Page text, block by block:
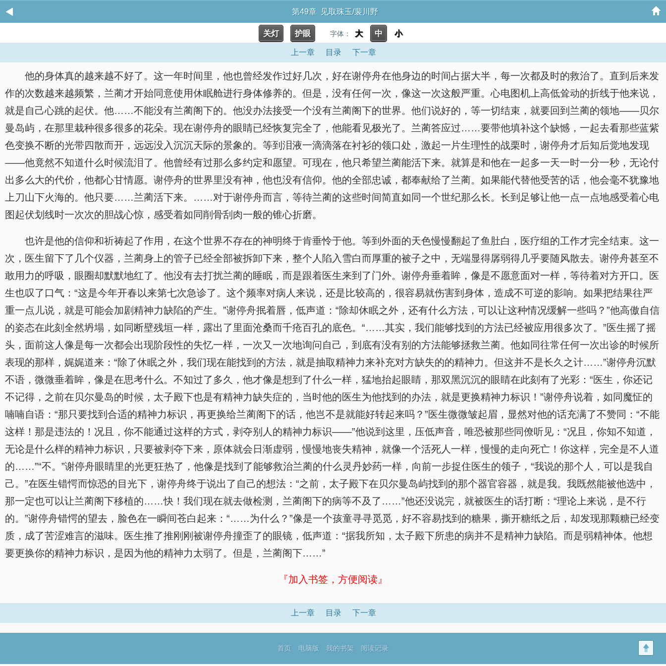
第49章 见取珠玉/裴川野
关灯 护眼 字体： 大 中 小
上一章 目录 下一章
他的身体真的越来越不好了。这一年时间里，他也曾经发作过好几次，好在谢停舟在他身边的时间占据大半，每一次都及时的救治了。直到后来发
作的次数越来越频繁，兰蔺才开始同意使用休眠舱进行身体修养的。但是，没有任何一次，像这一次这般严重。心电图机上高低耸动的折线于他来说，
就是自己心跳的起伏。他……不能没有兰蔺阁下的。他没办法接受一个没有兰蔺阁下的世界。他们说好的，等一切结束，就要回到兰蔺的领地——贝尔
曼岛屿，在那里栽种很多很多的花朵。现在谢停舟的眼睛已经恢复完全了，他能看见极光了。兰蔺答应过……要带他填补这个缺憾，一起去看那些蓝紫
色变换不断的光带四散而开，远远没入沉沉天际的景象的。等到泪液一滴滴落在衬衫的领口处，激起一片生理性的战栗时，谢停舟才后知后觉地发现
——他竟然不知道什么时候流泪了。他曾经有过那么多约定和愿望。可现在，他只希望兰蔺能活下来。就算是和他在一起多一天一时一分一秒，无论付
出多么大的代价，他都心甘情愿。谢停舟的世界里没有神，他也没有信仰。他的全部忠诚，都奉献给了兰蔺。如果能代替他受苦的话，他会毫不犹豫地
上刀山下火海的。他只要……兰蔺活下来。……对于谢停舟而言，等待兰蔺的这些时间简直如同一个世纪那么长。长到足够让他一点一点地感受着心电
图起伏划线时一次次的胆战心惊，感受着如同削骨刮肉一般的锥心折磨。
也许是他的信仰和祈祷起了作用，在这个世界不存在的神明终于肯垂怜于他。等到外面的天色慢慢翻起了鱼肚白，医疗组的工作才完全结束。这一
次，医生留下了几个仪器，兰蔺身上的管子已经全部被拆卸下来，整个人陷入雪白而厚重的被子之中，无端显得孱弱得几乎要随风散去。谢停舟甚至不
敢用力的呼吸，眼圈却默默地红了。他没有去打扰兰蔺的睡眠，而是跟着医生来到了门外。谢停舟垂着眸，像是不愿意面对一样，等待着对方开口。医
生也叹了口气：“这是今年开春以来第七次急诊了。这个频率对病人来说，还是比较高的，很容易就伤害到身体，造成不可逆的影响。如果把结果往严
重一点儿说，就是可能会加剧精神力缺陷的产生。”谢停舟抿着唇，低声道：“除却休眠之外，还有什么方法，可以让这种情况缓解一些吗？”他高傲自信
的姿态在此刻全然坍塌，如同断壁残垣一样，露出了里面沧桑而千疮百孔的底色。“……其实，我们能够找到的方法已经被应用很多次了。”医生摇了摇
头，面前这人像是每一次都会出现阶段性的失忆一样，一次又一次地询问自己，到底有没有别的方法能够拯救兰蔺。他如同往常任何一次出诊的时候所
表现的那样，娓娓道来：“除了休眠之外，我们现在能找到的方法，就是抽取精神力来补充对方缺失的的精神力。但这并不是长久之计……”谢停舟沉默
不语，微微垂着眸，像是在思考什么。不知过了多久，他才像是想到了什么一样，猛地抬起眼睛，那双黑沉沉的眼睛在此刻有了光彩：“医生，你还记
不记得，之前在贝尔曼岛的时候，太子殿下也是有精神力缺失症的，当时他的医生为他找到的办法，就是更换精神力标识！”谢停舟说着，如同魔怔的
喃喃自语：“那只要找到合适的精神力标识，再更换给兰蔺阁下的话，他岂不是就能好转起来吗？”医生微微皱起眉，显然对他的话充满了不赞同：“不能
这样！那是违法的！况且，你不能通过这样的方式，剥夺别人的精神力标识——”他说到这里，压低声音，唯恐被那些同僚听见：“况且，你知不知道，
无论是什么样的精神力标识，只要被剥夺下来，原体就会日渐虚弱，慢慢地丧失精神，就像一个活死人一样，慢慢的走向死亡！你这样，完全是不人道
的……”“不。”谢停舟眼睛里的光更狂热了，他像是找到了能够救治兰蔺的什么灵丹妙药一样，向前一步捉住医生的领子，“我说的那个人，可以是我自
己。”在医生错愕而惊恐的目光下，谢停舟终于说出了自己的想法：“之前，太子殿下在贝尔曼岛屿找到的那个器官容器，就是我。我既然能被他选中，
那一定也可以让兰蔺阁下移植的……快！我们现在就去做检测，兰蔺阁下的病等不及了……”他还没说完，就被医生的话打断：“理论上来说，是不行
的。”谢停舟错愕的望去，脸色在一瞬间苍白起来：“……为什么？”像是一个孩童寻寻觅觅，好不容易找到的糖果，撕开糖纸之后，却发现那颗糖已经变
质，成了苦涩难言的滋味。医生推了推刚刚被谢停舟撞歪了的眼镜，低声道：“据我所知，太子殿下所患的病并不是精神力缺陷。而是弱精神体。他想
要更换你的精神力标识，是因为他的精神力太弱了。但是，兰蔺阁下……”
『加入书签，方便阅读』
上一章 目录 下一章
首页 电脑版 我的书架 阅读记录